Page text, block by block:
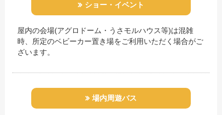
ショー・イベント
屋内の会場(アグロドーム・うさモルハウス等)は混雑
時、所定のベビーカー置き場をご利用いただく場合がご
ざいます。
場内周遊バス